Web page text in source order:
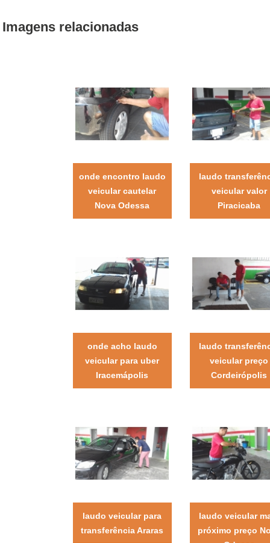
Imagens relacionadas
onde encontro laudo
veicular cautelar
Nova Odessa
laudo
veicular valor
Piracicaba
onde acho laudo
veicular para uber
Iracemápolis
laudo
veicular preço
Cordeirópolis
laudo veicular para
transferência Araras
laudo veicular
próximo preço